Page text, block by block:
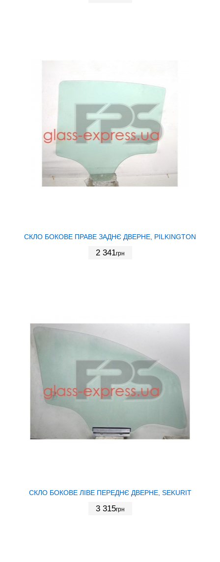
СКЛО БОКОВЕ ПРАВЕ ЗАДНЄ ДВЕРНЕ, PILKINGTON
2 341грн
СКЛО БОКОВЕ ЛІВЕ ПЕРЕДНЄ ДВЕРНЕ, SEKURIT
3 315грн